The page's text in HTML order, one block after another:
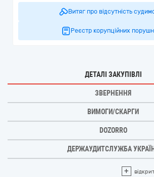
Витяг про відсутність
Реєстр корупційних
ДЕТАЛІ ЗАКУПІВЛІ
ЗВЕРНЕННЯ
ВИМОГИ/СКАРГИ
DOZORRO
ДЕРЖАУДИТСЛУЖБА
+